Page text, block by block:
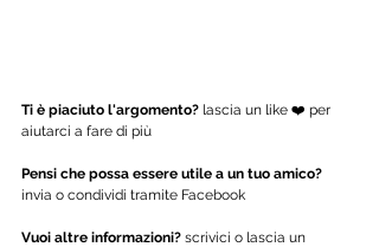
Ti è piaciuto l'argomento? lascia un like ❤️ per
aiutarci a fare di più
Pensi che possa essere utile a un tuo amico?
invia o condividi tramite Facebook
Vuoi altre informazioni? scrivici o lascia un